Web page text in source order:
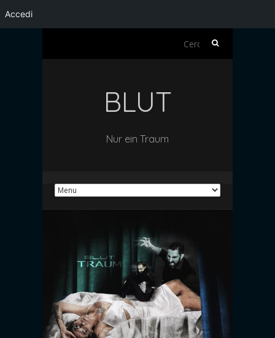
Accedi
Ricerca
BLUT
Nur ein Traum